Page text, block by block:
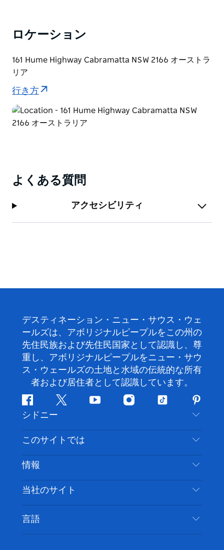
トへのアクセスも便利です。
ベルタウン、ムーアバンク ビジネス パーク、ワーウィ
ック ファーム競馬場と厩舎などのビジネス、エンター
テイメント、スポーツ地区から車ですぐの理想的な立地
ロンゴン、キャンベラ、ブルー マウンテンズにも簡単
にアクセスできます。バッジャリーズ クリークの新し
ロケーション
161 Hume Highway Cabramatta NSW 2166 オーストラ
リア
行き方
よくある質問
アクセシビリティ
デスティネーション・ニュー・サウス・ウェ
ールズは、アボリジナルピープルをこの州の
先住民族および先住民国家として認識し、尊
重し、アボリジナルピープルをニュー・サウ
ス・ウェールズの土地と水域の伝統的な所有
者および居住者として認識しています。
フ
ェ
イ
ス
ブ
ッ
ク
ツ
ッ
タ
ー
ユ
チ
ー
イ
ス
グ
ム
テ
ッ
ト
ク
ピ
ン
タ
レ
ス
ト
シドニー
お問い合わせ
免責事項
クッキーに関する通知
このサイトでは
目的地
やるべきこと
イベント
宿泊施設
情報
旅行情報
アクセシブルシドニー
ビジネスを登録する
当社のサイト
言語